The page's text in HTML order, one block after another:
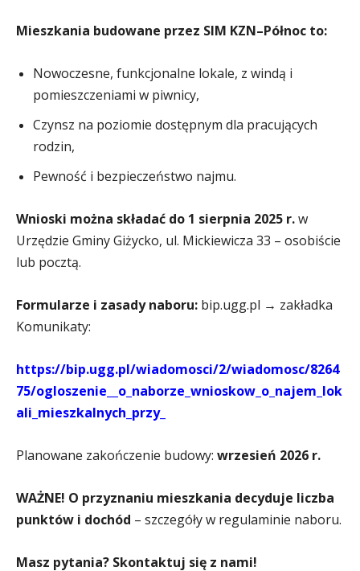
Mieszkania budowane przez SIM KZN–Północ to:
Nowoczesne, funkcjonalne lokale, z windą i
pomieszczeniami w piwnicy,
Czynsz na poziomie dostępnym dla pracujących
rodzin,
Pewność i bezpieczeństwo najmu.
Wnioski można składać do 1 sierpnia 2025 r.w
Urzędzie Gminy Giżycko, ul. Mickiewicza 33 – osobiście
lub pocztą.
Formularze i zasady naboru: bip.ugg.pl → zakładka
Komunikaty:
https://bip.ugg.pl/wiadomosci/2/wiadomosc/8264
75/ogloszenie__o_naborze_wnioskow_o_najem_lok
ali_mieszkalnych_przy_
Planowane zakończenie budowy: wrzesień 2026 r.
WAŻNE! O przyznaniu mieszkania decyduje liczba
punktów i dochód – szczegóły w regulaminie naboru.
Masz pytania? Skontaktuj się z nami!